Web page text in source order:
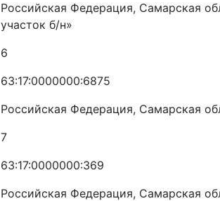
Российская Федерация, Самарская
участок б/н»
6
63:17:0000000:6875
Российская Федерация, Самарская
7
63:17:0000000:369
Российская Федерация, Самарская